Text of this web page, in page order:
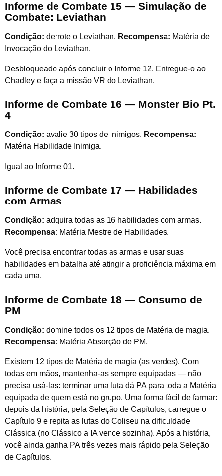
Informe de Combate 15 — Simulação de
Combate: Leviathan
Condição: derrote o Leviathan. Recompensa: Matéria de
Invocação do Leviathan.
Desbloqueado após concluir o Informe 12. Entregue-o ao
Chadley e faça a missão VR do Leviathan.
Informe de Combate 16 — Monster Bio Pt.
4
Condição: avalie 30 tipos de inimigos. Recompensa:
Matéria Habilidade Inimiga.
Igual ao Informe 01.
Informe de Combate 17 — Habilidades
com Armas
Condição: adquira todas as 16 habilidades com armas.
Recompensa: Matéria Mestre de Habilidades.
Você precisa encontrar todas as armas e usar suas
habilidades em batalha até atingir a proficiência máxima em
cada uma.
Informe de Combate 18 — Consumo de
PM
Condição: domine todos os 12 tipos de Matéria de magia.
Recompensa: Matéria Absorção de PM.
Existem 12 tipos de Matéria de magia (as verdes). Com
todas em mãos, mantenha-as sempre equipadas — não
precisa usá-las: terminar uma luta dá PA para toda a Matéria
equipada de quem está no grupo. Uma forma fácil de farmar:
depois da história, pela Seleção de Capítulos, carregue o
Capítulo 9 e repita as lutas do Coliseu na dificuldade
Clássica (no Clássico a IA vence sozinha). Após a história,
você ainda ganha PA três vezes mais rápido pela Seleção
de Capítulos.